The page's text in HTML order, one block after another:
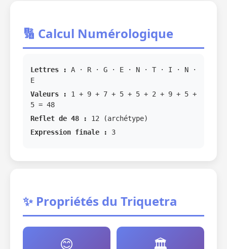
🔢 Calcul Numérologique
Lettres :
A · R · G · E · N · T · I · N ·
E
Valeurs :
1 + 9 + 7 + 5 + 5 + 2 + 9 + 5 +
5 = 48
Reflet de 48 :
12 (archétype)
Expression finale :
3
✨ Propriétés du Triquetra
😊 🏛️